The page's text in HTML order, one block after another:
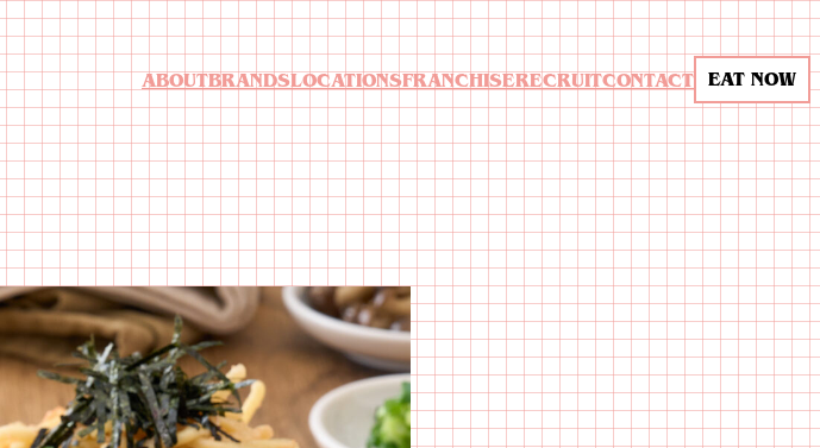
ABOUTBRANDSLOCATIONSFRANCHISERECRUITCONTACT EAT NOW